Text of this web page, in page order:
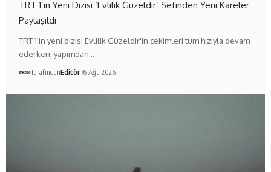
TRT 1’in Yeni Dizisi ‘Evlilik Güzeldir’ Setinden Yeni Kareler
Paylaşıldı
TRT 1'in yeni dizisi Evlilik Güzeldir'in çekimleri tüm hızıyla devam
ederken, yapımdan…
TarafındanEditör 6 Ağu 2026